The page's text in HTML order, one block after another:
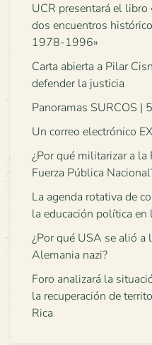
UCR presentará el libro
dos encuentros
1978-1996»
Carta abierta a Pilar
defender la justicia
Panoramas SURCOS |
Un correo electrónico
¿Por qué militarizar a
Fuerza Pública
La agenda rotativa de
la educación política en
¿Por qué USA se alió a
Alemania nazi?
Foro analizará la
la recuperación de
Rica